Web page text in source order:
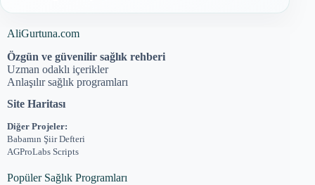
AliGurtuna.com
Özgün ve güvenilir sağlık rehberi
Uzman odaklı içerikler
Anlaşılır sağlık programları
Site Haritası
Diğer Projeler:
Babamın Şiir Defteri
AGProLabs Scripts
Popüler Sağlık Programları